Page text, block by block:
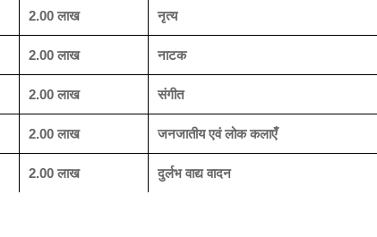
2.00 लाख नृत्य
2.00 लाख नाटक
2.00 लाख संगीत
2.00 लाख जनजातीय एवं लोक कलाएँ
2.00 लाख दुर्लभ वाद्य वादन